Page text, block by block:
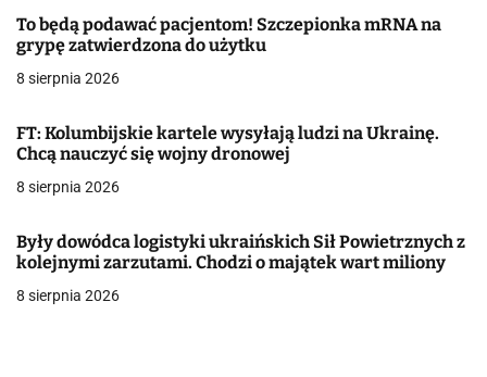
a
c
a
w
i
s
To będą podawać pacjentom! Szczepionka mRNA na
grypę zatwierdzona do użytku
8 sierpnia 2026
FT: Kolumbijskie kartele wysyłają ludzi na Ukrainę.
Chcą nauczyć się wojny dronowej
8 sierpnia 2026
Były dowódca logistyki ukraińskich Sił Powietrznych z
kolejnymi zarzutami. Chodzi o majątek wart miliony
8 sierpnia 2026